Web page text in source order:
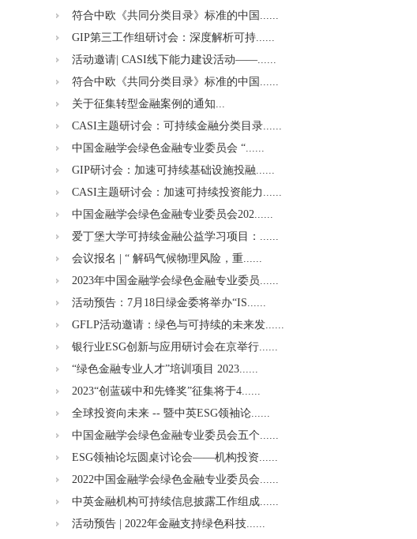
符合中欧《共同分类目录》标准的中国......
GIP第三工作组研讨会：深度解析可持......
活动邀请| CASI线下能力建设活动——......
符合中欧《共同分类目录》标准的中国......
关于征集转型金融案例的通知...
CASI主题研讨会：可持续金融分类目录......
中国金融学会绿色金融专业委员会 “......
GIP研讨会：加速可持续基础设施投融......
CASI主题研讨会：加速可持续投资能力......
中国金融学会绿色金融专业委员会202......
爱丁堡大学可持续金融公益学习项目：......
会议报名 | “ 解码气候物理风险，重......
2023年中国金融学会绿色金融专业委员......
活动预告：7月18日绿金委将举办“IS......
GFLP活动邀请：绿色与可持续的未来发......
银行业ESG创新与应用研讨会在京举行......
“绿色金融专业人才”培训项目 2023......
2023“创蓝碳中和先锋奖”征集将于4......
全球投资向未来 -- 暨中英ESG领袖论......
中国金融学会绿色金融专业委员会五个......
ESG领袖论坛圆桌讨论会——机构投资......
2022中国金融学会绿色金融专业委员会......
中英金融机构可持续信息披露工作组成......
活动预告 | 2022年金融支持绿色科技......